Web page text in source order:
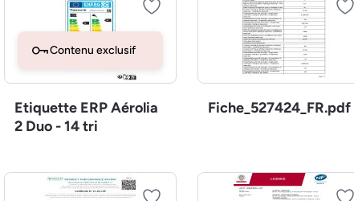
Contenu exclusif
Etiquette ERP Aérolia
2 Duo - 14 tri
Fiche_527424_FR.pdf